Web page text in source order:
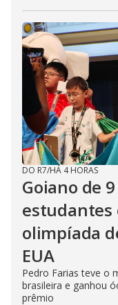
DO R7/HÁ 4 HORAS
Goiano de
estudantes
olimpíada
EUA
Pedro Farias teve o
brasileira e ganhou
prêmio